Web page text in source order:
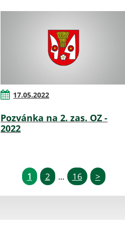
17.05.2022
Pozvánka na 2. zas. OZ -
2022
1 2 ... 16 >